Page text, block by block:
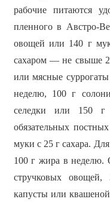
рабочие питаются
пленного в Австро-
овощей или 140 г
сахаром — не свыше
или мясные
неделю, 100 г
селедки или 150
обязательных
муки с 25 г сахара.
100 г жира в неделю.
стручковых
капусты или